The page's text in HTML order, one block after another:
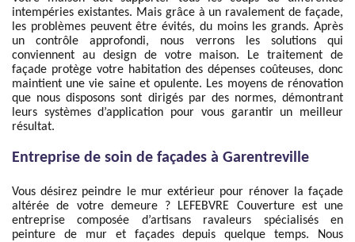
intempéries existantes. Mais grâce à un ravalement de façade,
les problèmes peuvent être évités, du moins les grands. Après
un contrôle approfondi, nous verrons les solutions qui
conviennent au design de votre maison. Le traitement de
façade protège votre habitation des dépenses coûteuses, donc
maintient une vie saine et opulente. Les moyens de rénovation
que nous disposons sont dirigés par des normes, démontrant
leurs systèmes d’application pour vous garantir un meilleur
résultat.
Entreprise de soin de façades à Garentreville
Vous désirez peindre le mur extérieur pour rénover la façade
altérée de votre demeure ? LEFEBVRE Couverture est une
entreprise composée d’artisans ravaleurs spécialisés en
peinture de mur et façades depuis quelque temps. Nous